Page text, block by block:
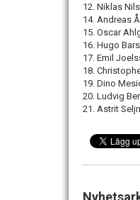
12. Niklas
14. Andreas
15. Oscar
16. Hugo
17. Emil
18.
19. Dino
20. Ludvig
21. Astrit